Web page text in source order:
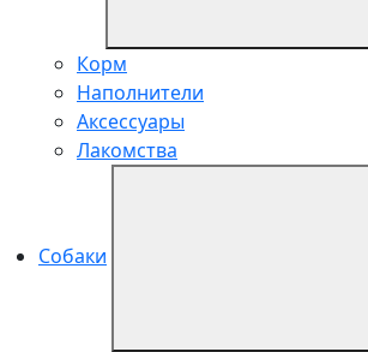
Корм
Наполнители
Аксессуары
Лакомства
Собаки